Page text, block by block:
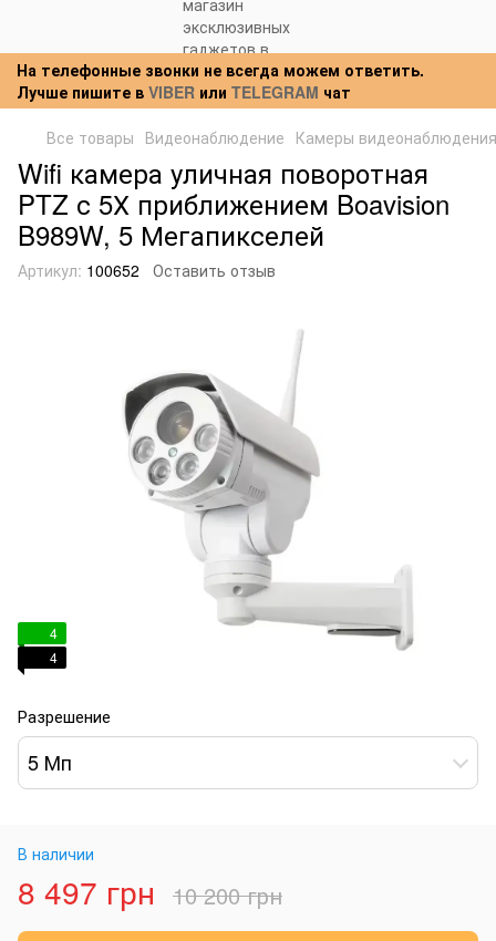
На телефонные звонки не всегда можем ответить.
Лучше пишите в VIBER или TELEGRAM чат
Все товары Видеонаблюдение Камеры видеонаблюдения
Wifi камера уличная поворотная
PTZ с 5Х приближением Boavision
B989W, 5 Мегапикселей
Артикул: 100652 Оставить отзыв
4
4
Разрешение
5 Мп
В наличии
8 497 грн 10 200 грн